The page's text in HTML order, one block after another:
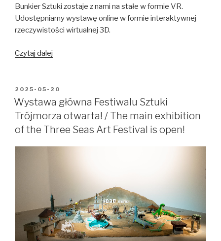
Bunkier Sztuki zostaje z nami na stałe w formie VR.
Udostępniamy wystawę online w formie interaktywnej
rzeczywistości wirtualnej 3D.
Czytaj dalej
/
Main
Exhibition
OPUBLIKOWANE
W
2025-05-20
Wystawa główna Festiwalu Sztuki
Trójmorza otwarta! / The main exhibition
of the Three Seas Art Festival is open!